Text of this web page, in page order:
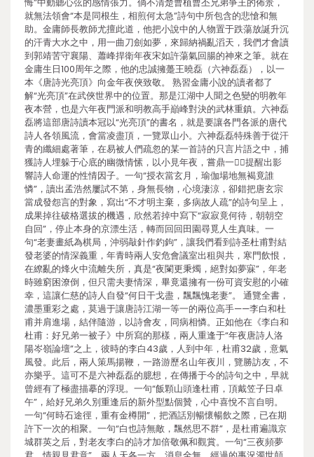
就無法領會“本是同根生，相煎何太急”詩句中所包含的悲愴和無
助。金庸師長教師尤擅此道，他把小說中的人物置于跌蕩放誕升沉
的汗青大水之中，用一曲刀劍如夢，來歸納禍亂滔天，我們才會讀
到郭靖苦守襄陽、蕭峰捍衛年夜宋如許蕩氣回腸的神來之筆。就在
金庸生日100周年之際，他的忠誠擁躉王曉磊（六神磊磊），以一
本《唐詩光亮頂》向金年夜俠致敬。 熟習金庸小說的讀者都了
解“光亮頂”在武俠世界中的位置。那是江湖中人聞之色變的明教年
夜本營，也是六年夜門派和明教高手巔峰對決的武林重鎮。六神磊
磊將這部唐詩讀本冠以“光亮頂”的書名，就是要讓各門各派的唐代
詩人各領風流，會當凌盡頂，一覽眾山小。六神磊磊特殊善于從汗
青的纖細處著筆，在易被人們疏忽的某一首詩的只言片語之中，捕
獲詩人埋躲于心底的幽微情愫，以小見年夜，嘗鼎一，提醒出影
響詩人命運的性情因子。一句“授衣當玄月，瑜伽場地無褐竟誰
憐”，讀出孟浩然屢試不第，身無長物，心境淒涼，卻錯把唐玄宗
當成發怨言的對象，寫出“不才明主棄，多病故人疏”的詩句呈上，
成果掉往破格選拔的機遇，欣然若掉中寫下“寂寂竟何待，朝朝空
自回”，停止本身的京漂生活，轉而回回田園尋覓人生真味。一
句“老妻畫紙為棋局，沖弱敲針作釣鉤”，讓我們看到詩圣杜甫對結
發老婆的情深義重，年青時兩人安危會議室出租與共，寒門飲恨，
在繚亂的烽火中流離失所，真是“夜闌更秉燭，絕對如夢寐”，年老
時雖窮困潦倒，但只需夫妻情深，畢竟還擁有一份可資安慰的小確
幸，這讓仁慈的詩人自發“何日干戈盡，飄飄愧老妻”。 通覽全書，
濃墨重彩之處，莫過于讓唐詩江湖一等一的兩位高手——李白和杜
甫并肩進場，結伴隨游，以詩會友，同病相憐。正如他在《李白和
杜甫：好兄弟一被子》中所寫的那樣，兩人重逢于“年夜唐詩人洛
陽岑嶺論壇”之上，彼時的李白43歲，人到中年，杜甫32歲，意氣
風發。此后，兩人策馬揚鞭，一路游歷名山年夜川，覽勝訪友，不
亦樂乎。這可不是六神磊磊的臆想，在傳播于今的詩句之中，早就
曾經有了極盡描摹的浮現。一句“飯顆山頭逢杜甫，頂戴笠子日卓
午”，給好兄弟久別重逢后的新外型點個贊，心中喜悅不言自明。
一句“何時石途徑，重有金樽開”，把酒話別暢懷暢飲之際，已在期
許下一次的相聚。一句“白也詩無敵，飄然思不群”，是杜甫遍識京
城群英之后，對老友李白的詩才加倍敬佩和觀賞。一句“三夜頻夢